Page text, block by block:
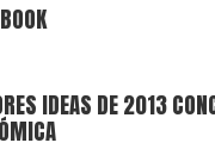
IDEAS DE 2013